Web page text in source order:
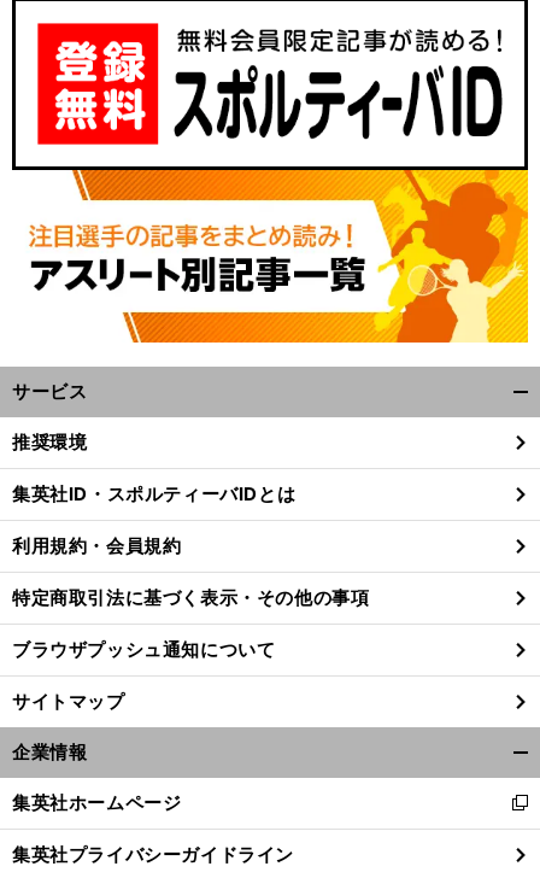
前
サービス
閉
る
推奨環境
集英社ID・スポルティーバIDとは
利用規約・会員規約
特定商取引法に基づく表示・その他の事項
ブラウザプッシュ通知について
サイトマップ
企業情報
閉
る
集英社ホームページ
新
し
い
集英社プライバシーガイドライン